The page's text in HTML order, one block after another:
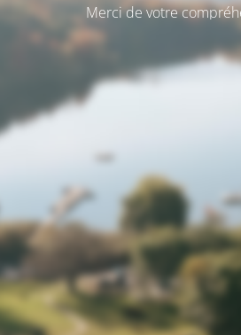
Merci de votre